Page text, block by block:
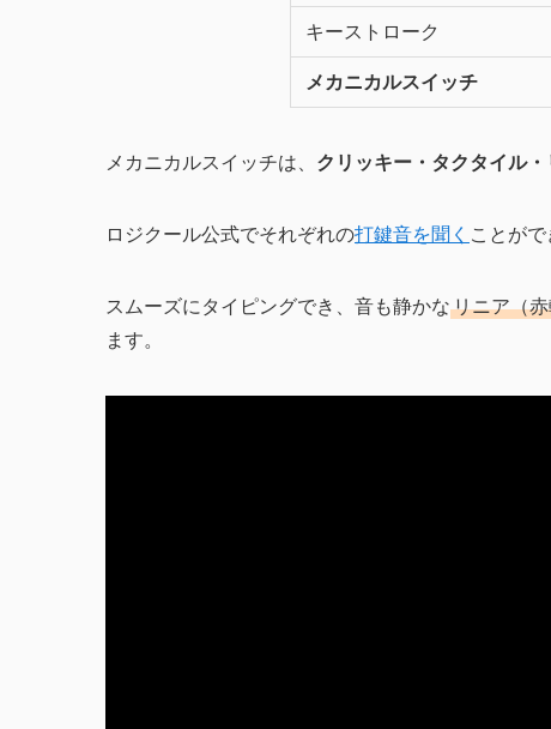
キーストローク
メカニカルスイッチ
メカニカルスイッチは、 クリッキー・タクタイル・
ロジクール公式でそれぞれの打鍵音を聞く ことがで
スムーズにタイピングでき、音も静かなリニア（
ます。